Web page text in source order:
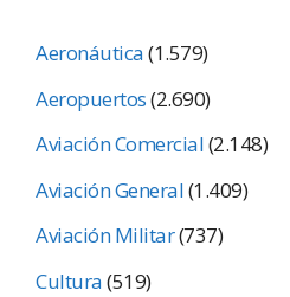
Aeronáutica(1.579)
Aeropuertos(2.690)
Aviación Comercial(2.148)
Aviación General(1.409)
Aviación Militar(737)
Cultura(519)